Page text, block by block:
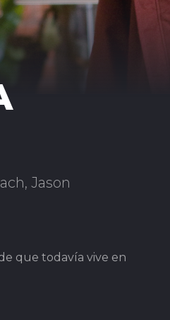
Jason
que todavía vive en